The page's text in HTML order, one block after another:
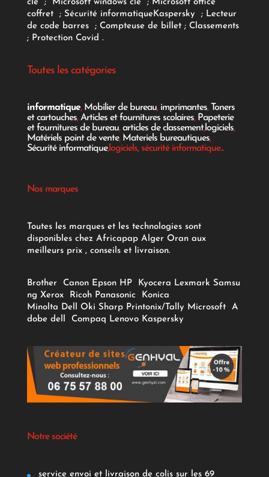
clé
; Microsoft windows clé; Microsoft office
coffret ; Sécurité informatiqueKaspersky ; Lecteur
de code barres
; Compteuse de billet; Classements
; Protection Covid .
Toutes les catégories
informatique, Mobilier de bureau, imprimantes, Toners
et cartouches,Articles et fournitures scolaires, Papeterie
et fournitures de bureau,articles de classement,logiciels,
Matériels point de vente, Materiels bureautiques,
Sécurité informatique,logiciels, sécurité informatique...
Nos marques
Toutes les marques et les technologies sont
disponibles chez Africapap Alger Oran aux
meilleurs prix , conseils et livraison.
Brother Canon Epson HP Kyocera Lexmark Samsu
ng Xerox Ricoh Panasonic
Konica
Minolta Dell Oki Sharp Printonix/Tally Microsoft
A
dobe dell Compaq Lenovo Kaspersky
Notre société
service envoi et livraison de colis sur les 69